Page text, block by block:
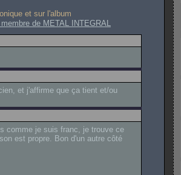
et sur l'album
de METAL INTEGRAL
et j'affirme que ça tient et/ou
comme je suis franc, je trouve ce
est propre. Bon d'un autre côté